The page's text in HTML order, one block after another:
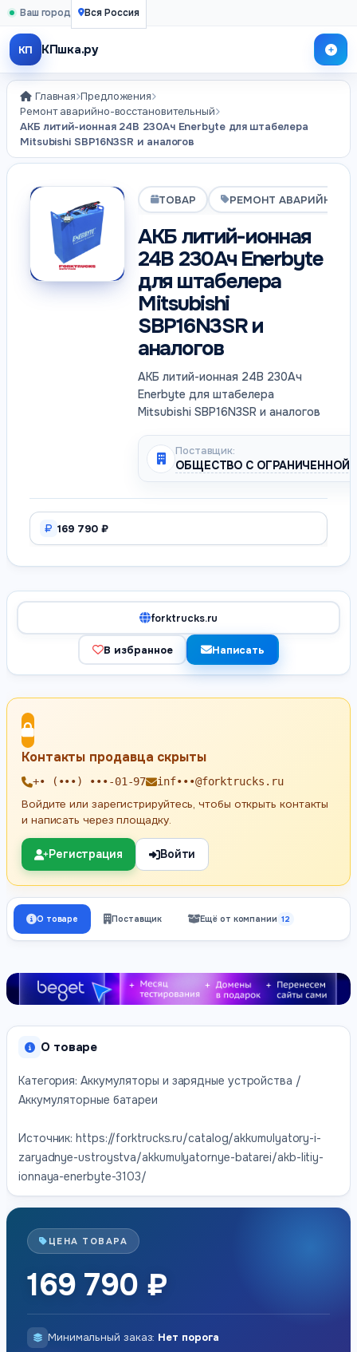
Ваш город Вся Россия
КП КПшка.ру
Главная Предложения
Ремонт аварийно-восстановительный
АКБ литий-ионная 24В 230Ач Enerbyte для штабелера
Mitsubishi SBP16N3SR и аналогов
ТОВАР РЕМОНТ АВАРИЙНО-
АКБ литий-ионная
24В 230Ач Enerbyte
для штабелера
Mitsubishi
SBP16N3SR и
аналогов
АКБ литий-ионная 24В 230Ач
Enerbyte для штабелера
Mitsubishi SBP16N3SR и аналогов
Поставщик:
ОБЩЕСТВО С ОГРАНИЧЕННОЙ
169 790 ₽
forktrucks.ru
В избранное Написать
Контакты продавца скрыты
+• (•••) •••-01-97 inf•••@forktrucks.ru
Войдите или зарегистрируйтесь, чтобы открыть контакты
и написать через площадку.
Регистрация Войти
О товаре Поставщик Ещё от компании 12
О товаре
Категория: Аккумуляторы и зарядные устройства /
Аккумуляторные батареи
Источник: https://forktrucks.ru/catalog/akkumulyatory-i-
zaryadnye-ustroystva/akkumulyatornye-batarei/akb-litiy-
ionnaya-enerbyte-3103/
ЦЕНА ТОВАРА
169 790 ₽
Минимальный заказ: Нет порога